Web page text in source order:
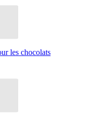
les chocolats